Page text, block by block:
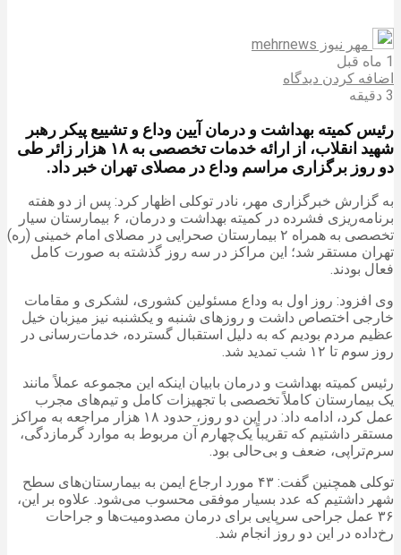
مهر نیوز mehrnews
1 ماه قبل
اضافه کردن دیدگاه
3 دقیقه
رئیس کمیته بهداشت و درمان آیین وداع و تشییع پیکر رهبر
شهید انقلاب، از ارائه خدمات تخصصی به ۱۸ هزار زائر طی
دو روز برگزاری مراسم وداع در مصلای تهران خبر داد.
به گزارش خبرگزاری مهر، نادر توکلی اظهار کرد: پس از دو هفته
برنامه‌ریزی فشرده در کمیته بهداشت و درمان، ۶ بیمارستان سیار
تخصصی به همراه ۲ بیمارستان صحرایی در مصلای امام خمینی (ره)
تهران مستقر شد؛ این مراکز در سه روز گذشته به‌ صورت کامل
فعال بودند.
وی افزود: روز اول به وداع مسئولین کشوری، لشکری و مقامات
خارجی اختصاص داشت و روزهای شنبه و یکشنبه نیز میزبان خیل
عظیم مردم بودیم که به دلیل استقبال گسترده، خدمات‌رسانی در
روز سوم تا ۱۲ شب تمدید شد.
رئیس کمیته بهداشت و درمان بابیان اینکه این مجموعه عملاً مانند
یک بیمارستان کاملاً تخصصی با تجهیزات کامل و تیم‌های مجرب
عمل کرد، ادامه داد: در این دو روز، حدود ۱۸ هزار مراجعه به مراکز
مستقر داشتیم که تقریباً یک‌چهارم آن مربوط به موارد گرمازدگی،
سرم‌تراپی، ضعف و بی‌حالی بود.
توکلی همچنین گفت: ۴۳ مورد ارجاع ایمن به بیمارستان‌های سطح
شهر داشتیم که عدد بسیار موفقی محسوب می‌شود. علاوه بر این،
۳۶ عمل جراحی سرپایی برای درمان مصدومیت‌ها و جراحات
رخ‌داده در این دو روز انجام شد.